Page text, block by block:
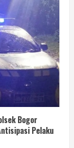
Bogor
Pelaku